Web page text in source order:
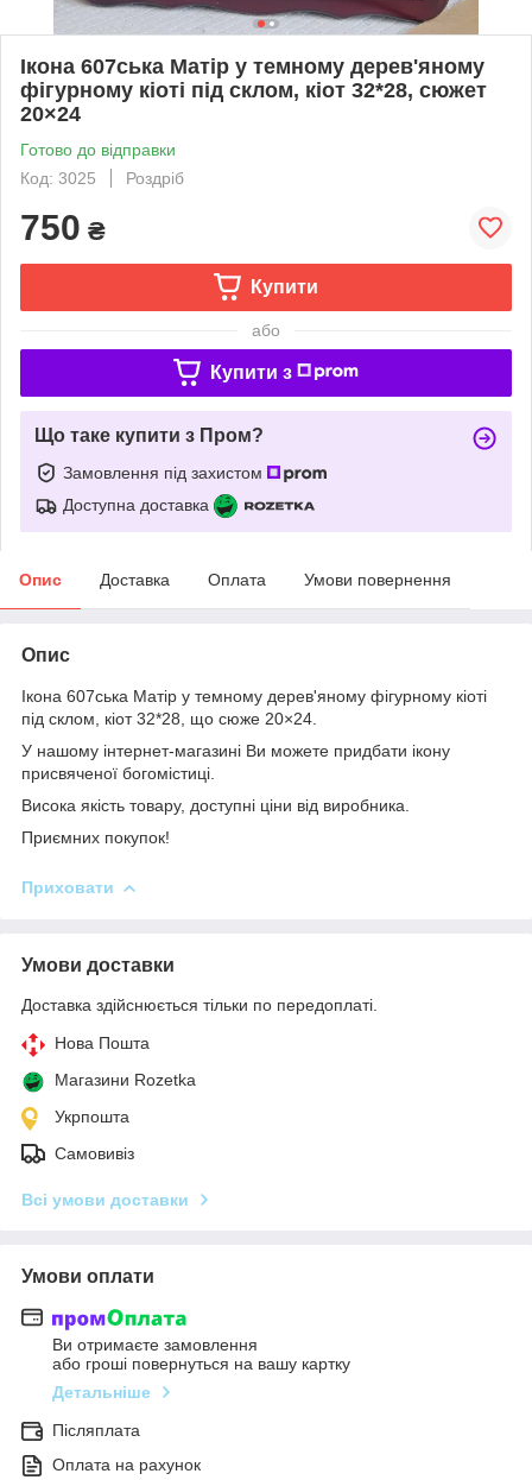
Ікона 607ська Матір у темному дерев'яному
фігурному кіоті під склом, кіот 32*28, сюжет
20×24
Готово до відправки
Код: 3025
Роздріб
750 ₴
Купити
або
Купити з
Що таке купити з Пром?
Замовлення під захистом
Доступна доставка
Опис Доставка Оплата Умови повернення
Опис
Ікона 607ська Матір у темному дерев'яному фігурному кіоті
під склом, кіот 32*28, що сюже 20×24.
У нашому інтернет-магазині Ви можете придбати ікону
присвяченої богомістиці.
Висока якість товару, доступні ціни від виробника.
Приємних покупок!
Приховати
Умови доставки
Доставка здійснюється тільки по передоплаті.
Нова Пошта
Магазини Rozetka
Укрпошта
Самовивіз
Всі умови доставки
Умови оплати
Ви отримаєте замовлення
або гроші повернуться на вашу картку
Детальніше
Післяплата
Оплата на рахунок